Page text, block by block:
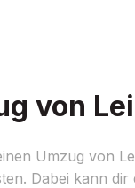
von
Umzug von
Dabei kann dir